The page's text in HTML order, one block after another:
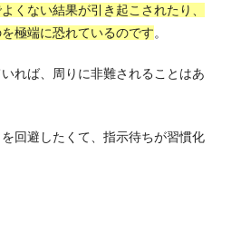
くない結果が引き起こされたり、
極端に恐れているのです。
れば、周りに非難されることはあ
回避したくて、指示待ちが習慣化